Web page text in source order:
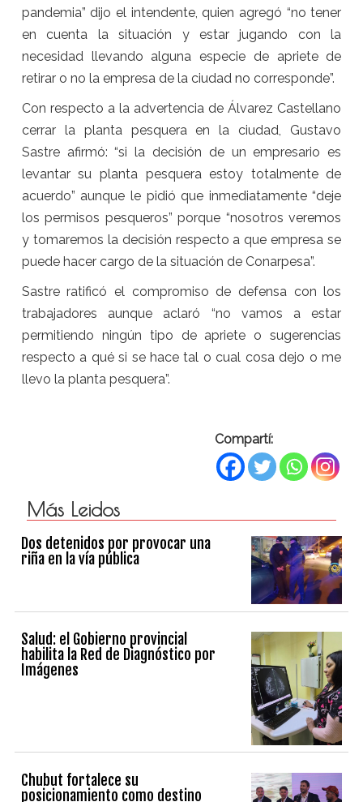
pandemia” dijo el intendente, quien agregó “no tener
en cuenta la situación y estar jugando con la
necesidad llevando alguna especie de apriete de
retirar o no la empresa de la ciudad no corresponde”.
Con respecto a la advertencia de Álvarez Castellano
cerrar la planta pesquera en la ciudad, Gustavo
Sastre afirmó: “si la decisión de un empresario es
levantar su planta pesquera estoy totalmente de
acuerdo” aunque le pidió que inmediatamente “deje
los permisos pesqueros” porque “nosotros veremos
y tomaremos la decisión respecto a que empresa se
puede hacer cargo de la situación de Conarpesa”.
Sastre ratificó el compromiso de defensa con los
trabajadores aunque aclaró “no vamos a estar
permitiendo ningún tipo de apriete o sugerencias
respecto a qué si se hace tal o cual cosa dejo o me
llevo la planta pesquera”.
Compartí:
Más Leidos
Dos detenidos por provocar una
riña en la vía pública
Salud: el Gobierno provincial
habilita la Red de Diagnóstico por
Imágenes
Chubut fortalece su
posicionamiento como destino